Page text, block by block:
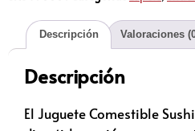
Descripción Valoraciones
Descripción
El Juguete Comestible